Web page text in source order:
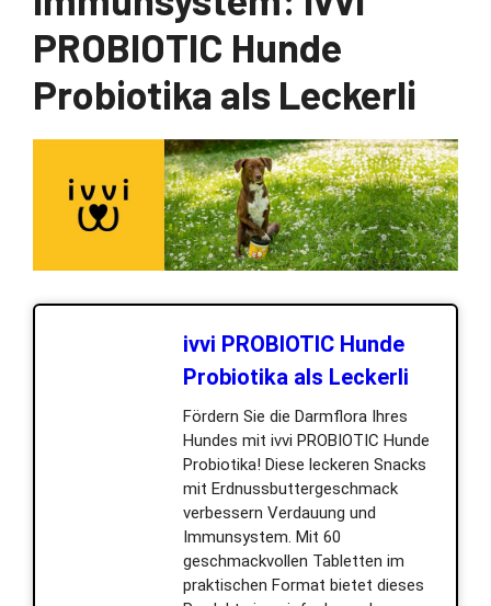
PROBIOTIC Hunde
Probiotika als Leckerli
ivvi PROBIOTIC Hunde
Probiotika als Leckerli
Fördern Sie die Darmflora Ihres
Hundes mit ivvi PROBIOTIC Hunde
Probiotika! Diese leckeren Snacks
mit Erdnussbuttergeschmack
verbessern Verdauung und
Immunsystem. Mit 60
geschmackvollen Tabletten im
praktischen Format bietet dieses